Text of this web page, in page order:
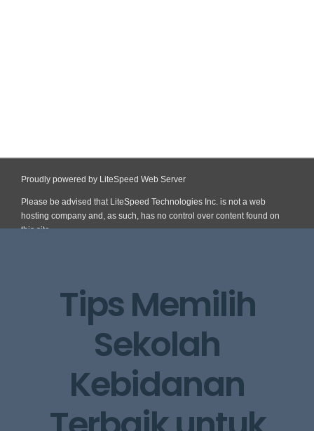
Proudly powered by LiteSpeed Web Server
Please be advised that LiteSpeed Technologies Inc. is not a web
hosting company and, as such, has no control over content found on
this site.
Tips Memilih
Sekolah
Kebidanan